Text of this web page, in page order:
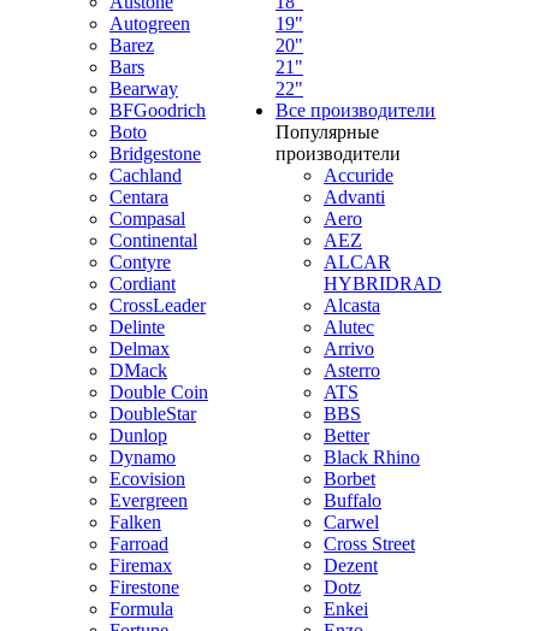
Autogreen
Barez
Bars
Bearway
BFGoodrich
Boto
Bridgestone
Cachland
Centara
Compasal
Continental
Contyre
Cordiant
CrossLeader
Delinte
Delmax
DMack
Double Coin
DoubleStar
Dunlop
Dynamo
Ecovision
Evergreen
Falken
Farroad
Firemax
Firestone
Formula
19"
20"
21"
22"
Все производители
Популярные
производители
Accuride
Advanti
Aero
AEZ
ALCAR
HYBRIDRAD
Alcasta
Alutec
Arrivo
Asterro
ATS
BBS
Better
Black Rhino
Borbet
Buffalo
Carwel
Cross Street
Dezent
Dotz
Enkei